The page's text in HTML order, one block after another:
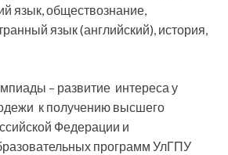
язык, обществознание,
язык (английский), история,
– развитие интереса у
к получению высшего
Федерации и
программ УлГПУ